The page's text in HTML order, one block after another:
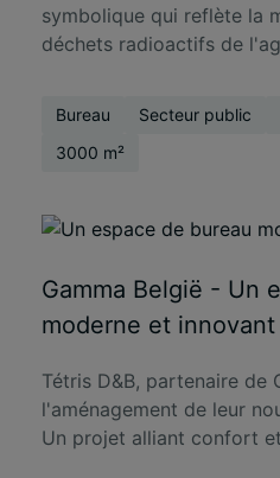
symbolique qui reflète la
déchets radioactifs de
Bureau Secteur public
3000 m²
Gamma België - Un
moderne et innovant
Tétris D&B, partenaire de
l'aménagement de leur
Un projet alliant confort